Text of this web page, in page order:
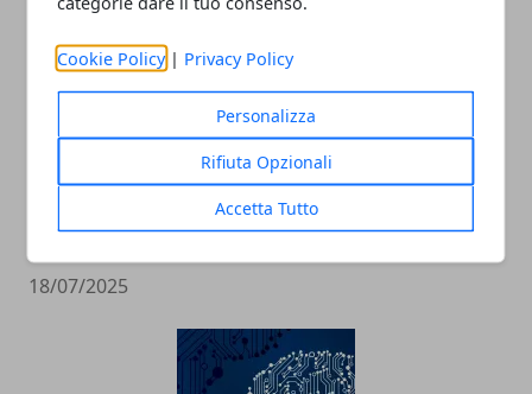
Cookie Policy | Privacy Policy
Personalizza
Rifiuta Opzionali
Accetta Tutto
Tecnologia e innovazione sociale: un
18/07/2025